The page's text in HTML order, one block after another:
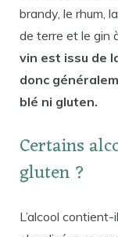
brandy, le rhum,
de terre et le gin
vin est issu de
donc
blé ni gluten.
Certains
gluten ?
L’alcool